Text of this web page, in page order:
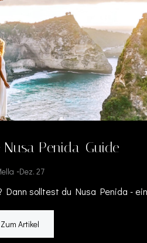
Penida-Guide
-Dez. 27
Dann solltest du Nusa Penida -
Zum Artikel